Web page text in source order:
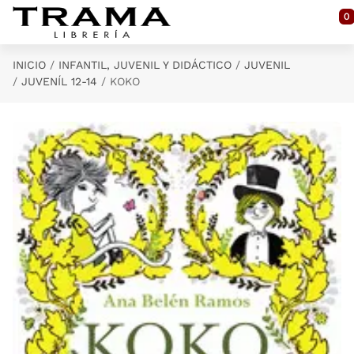
Saltar al contenido principal
0
INICIO INFANTIL, JUVENIL Y DIDÁCTICO
JUVENIL
JUVENÍL 12-14
KOKO